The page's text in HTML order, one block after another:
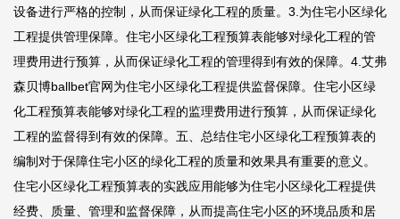
设备进行严格的控制，从而保证绿化工程的质量。3.为住宅小区绿化
工程提供管理保障。住宅小区绿化工程预算表能够对绿化工程的管
理费用进行预算，从而保证绿化工程的管理得到有效的保障。4. 艾弗
森贝博ballbet官网为住宅小区绿化工程提供监督保障。住宅小区绿
化工程预算表能够对绿化工程的监理费用进行预算，从而保证绿化
工程的监督得到有效的保障。五、总结住宅小区绿化工程预算表的
编制对于保障住宅小区的绿化工程的质量和效果具有重要的意义。
住宅小区绿化工程预算表的实践应用能够为住宅小区绿化工程提供
经费、质量、管理和监督保障，从而提高住宅小区的环境品质和居